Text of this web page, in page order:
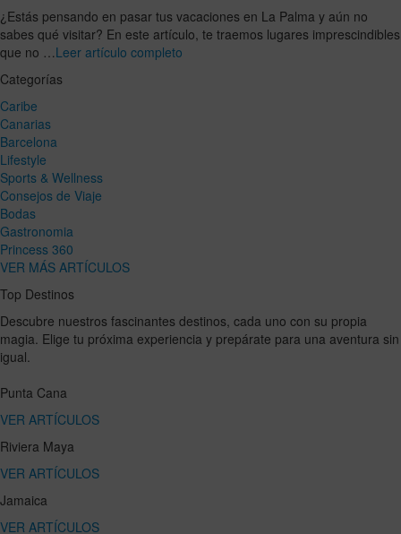
¿Estás pensando en pasar tus vacaciones en La Palma y aún no
sabes qué visitar? En este artículo, te traemos lugares imprescindibles
que no …Leer artículo completo
Categorías
Caribe
Canarias
Barcelona
Lifestyle
Sports & Wellness
Consejos de Viaje
Bodas
Gastronomia
Princess 360
VER MÁS ARTÍCULOS
Top Destinos
Descubre nuestros fascinantes destinos, cada uno con su propia
magia. Elige tu próxima experiencia y prepárate para una aventura sin
igual.
Punta Cana
VER ARTÍCULOS
Riviera Maya
VER ARTÍCULOS
Jamaica
VER ARTÍCULOS